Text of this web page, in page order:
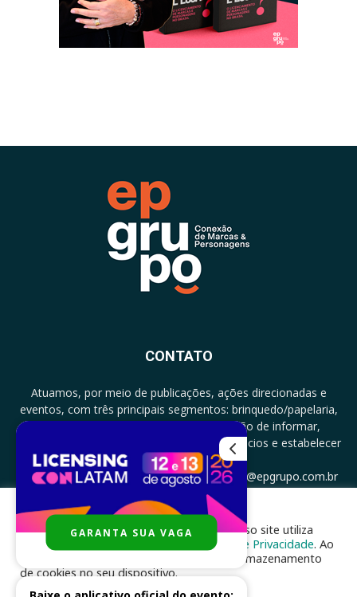
CONTATO
Atuamos, por meio de publicações, ações direcionadas e
eventos, com três principais segmentos: brinquedo/papelaria,
licenciamento e zero a três com a missão de informar,
documentar, proporcionar encontro de negócios e estabelecer
parcerias.
CONTATO: +5511994513097 - atendimento@epgrupo.com.br
SIGA-NOS
Para melhor experiência e navegação, nosso site utiliza
cookies, de acordo com a nossa
Política de Privacidade. Ao
clicar em “aceito”, você concorda com o armazenamento
de cookies no seu dispositivo.
GARANTA SUA VAGA